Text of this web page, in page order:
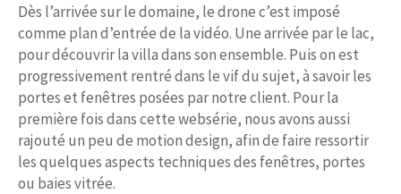
Dès l’arrivée sur le domaine, le drone c’est imposé
comme plan d’entrée de la vidéo. Une arrivée par le lac,
pour découvrir la villa dans son ensemble. Puis on est
progressivement rentré dans le vif du sujet, à savoir les
portes et fenêtres posées par notre client. Pour la
première fois dans cette websérie, nous avons aussi
rajouté un peu de motion design, afin de faire ressortir
les quelques aspects techniques des fenêtres, portes
ou baies vitrée.